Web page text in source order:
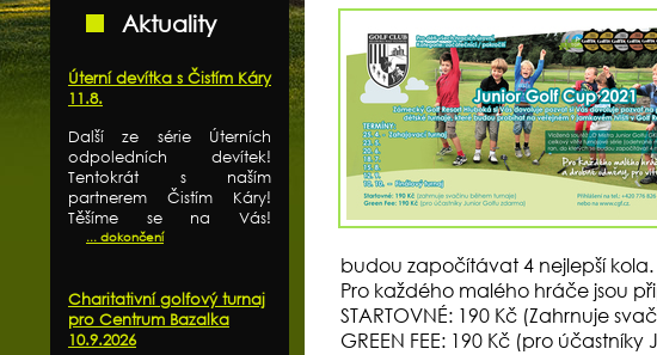
Aktuality
Úterní devítka s Čistím Káry
11.8.
Další ze série Úterních
odpoledních devítek!
Tentokrát s naším
partnerem Čistím Káry!
Těšíme se na Vás!
... dokončení
Charitativní golfový turnaj
pro Centrum Bazalka
10.9.2026
budou započítávat 4 nejlepší kola.
Pro každého malého hráče jsou
STARTOVNÉ: 190 Kč (Zahrnuje
GREEN FEE: 190 Kč (pro